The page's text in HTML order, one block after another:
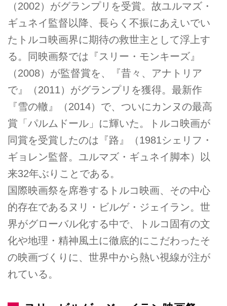
（2002）がグランプリを受賞。故ユルマズ・
ギュネイ監督以降、長らく不振にあえいでい
たトルコ映画界に期待の救世主として浮上す
る。同映画祭では『スリー・モンキーズ』
（2008）が監督賞を、『昔々、アナトリア
で』（2011）がグランプリを獲得。最新作
『雪の轍』（2014）で、ついにカンヌの最高
賞「パルムドール」に輝いた。トルコ映画が
同賞を受賞したのは『路』（1981シェリフ・
ギョレン監督。ユルマズ・ギュネイ脚本）以
来32年ぶりことである。
国際映画祭を席巻するトルコ映画、その中心
的存在であるヌリ・ビルゲ・ジェイラン。世
界がグローバル化する中で、トルコ固有の文
化や地理・精神風土に徹底的にこだわったそ
の映画づくりに、世界中から熱い視線が注が
れている。